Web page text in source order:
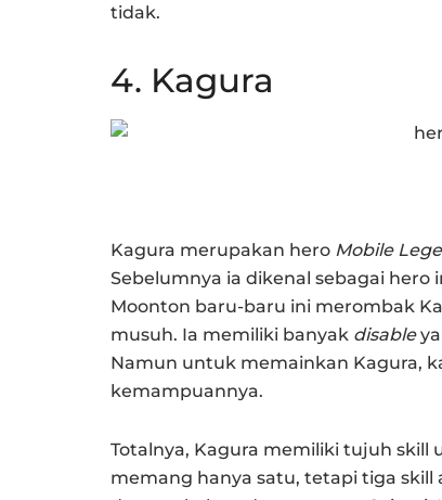
tidak.
4. Kagura
Kagura merupakan hero Mobile
Sebelumnya ia dikenal sebagai hero
Moonton baru-baru ini merombak
musuh. Ia memiliki banyak disable
Namun untuk memainkan Kagura,
kemampuannya.
Totalnya, Kagura memiliki tujuh skill
memang hanya satu, tetapi tiga